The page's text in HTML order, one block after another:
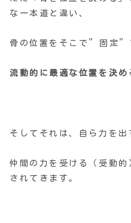
な一本道と違い、
骨の位置をそこで”固定”
流動的に最適な位置を決め
そしてそれは、自ら力を出
仲間の力を受ける（受動
されてきます。